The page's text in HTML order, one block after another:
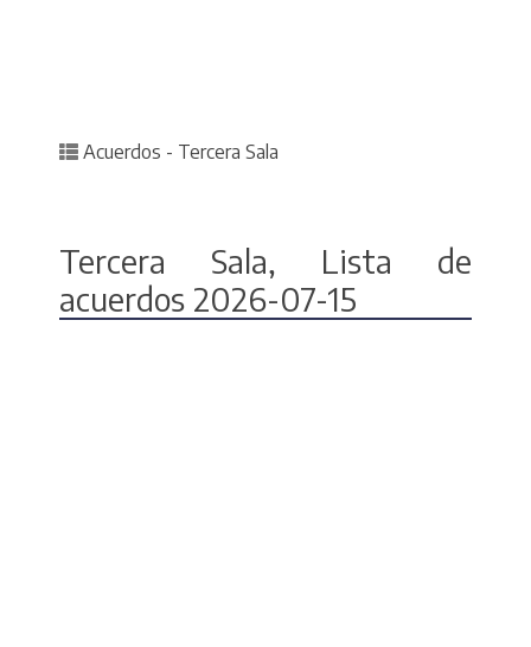
Posted in
Acuerdos - Tercera Sala
Tercera Sala, Lista de
acuerdos 2026-07-15